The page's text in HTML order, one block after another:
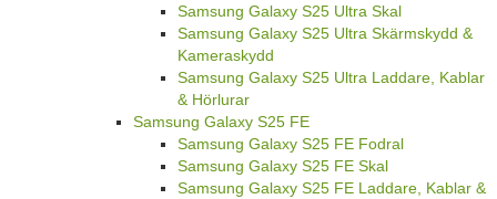
Samsung Galaxy S25 Ultra Skal
Samsung Galaxy S25 Ultra Skärmskydd &
Kameraskydd
Samsung Galaxy S25 Ultra Laddare, Kablar
& Hörlurar
Samsung Galaxy S25 FE
Samsung Galaxy S25 FE Fodral
Samsung Galaxy S25 FE Skal
Samsung Galaxy S25 FE Laddare, Kablar &